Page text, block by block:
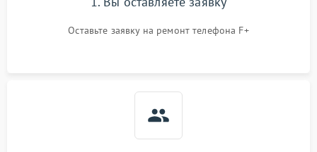
Оставьте заявку на ремонт телефона F+